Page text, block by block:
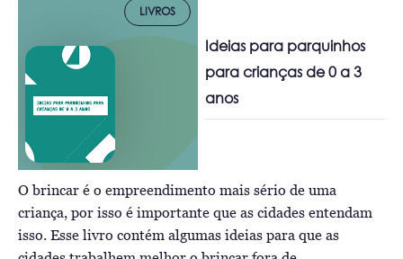
LIVROS
Ideias para parquinhos
para crianças de 0 a 3
anos
O brincar é o empreendimento mais sério de uma
criança, por isso é importante que as cidades entendam
isso. Esse livro contém algumas ideias para que as